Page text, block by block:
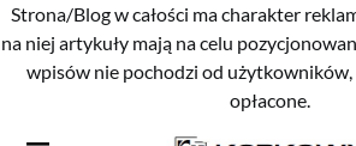
Strona/Blog w całości ma charakter
na niej artykuły mają na celu
wpisów nie pochodzi od użytkowników,
opłacone.